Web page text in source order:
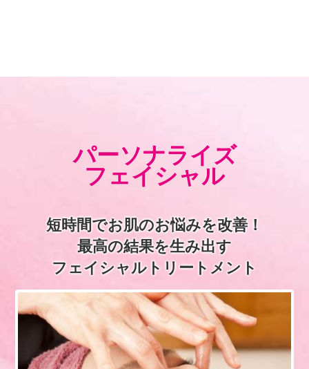
パーソナライズ
フェイシャル
短時間でお肌のお悩みを改善！
最高の結果を生み出す
フェイシャルトリートメント